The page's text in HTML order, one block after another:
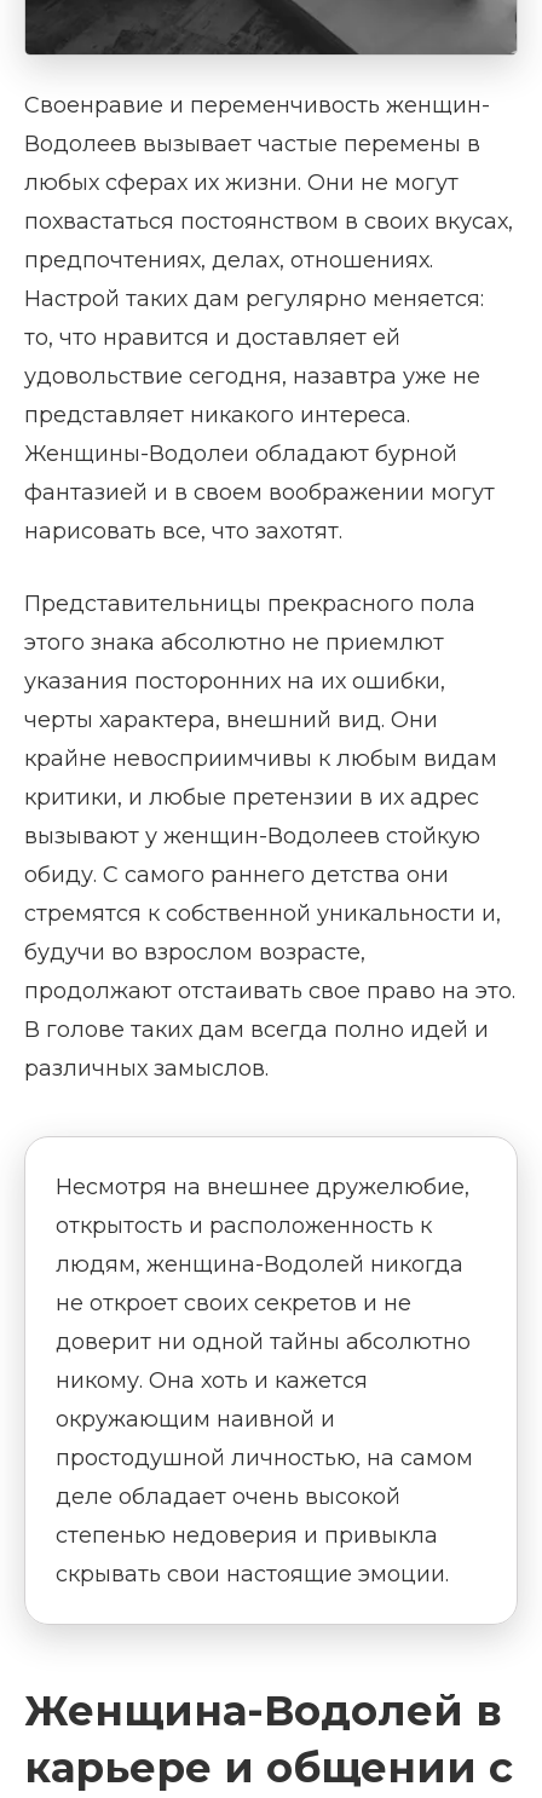
Своенравие и переменчивость женщин-
Водолеев вызывает частые перемены в
любых сферах их жизни. Они не могут
похвастаться постоянством в своих вкусах,
предпочтениях, делах, отношениях.
Настрой таких дам регулярно меняется:
то, что нравится и доставляет ей
удовольствие сегодня, назавтра уже не
представляет никакого интереса.
Женщины-Водолеи обладают бурной
фантазией и в своем воображении могут
нарисовать все, что захотят.
Представительницы прекрасного пола
этого знака абсолютно не приемлют
указания посторонних на их ошибки,
черты характера, внешний вид. Они
крайне невосприимчивы к любым видам
критики, и любые претензии в их адрес
вызывают у женщин-Водолеев стойкую
обиду. С самого раннего детства они
стремятся к собственной уникальности и,
будучи во взрослом возрасте,
продолжают отстаивать свое право на это.
В голове таких дам всегда полно идей и
различных замыслов.
Несмотря на внешнее дружелюбие,
открытость и расположенность к
людям, женщина-Водолей никогда
не откроет своих секретов и не
доверит ни одной тайны абсолютно
никому. Она хоть и кажется
окружающим наивной и
простодушной личностью, на самом
деле обладает очень высокой
степенью недоверия и привыкла
скрывать свои настоящие эмоции.
Женщина-Водолей в
карьере и общении с